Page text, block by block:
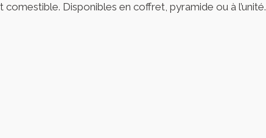
Disponibles en coffret, pyramide ou à l’unité.